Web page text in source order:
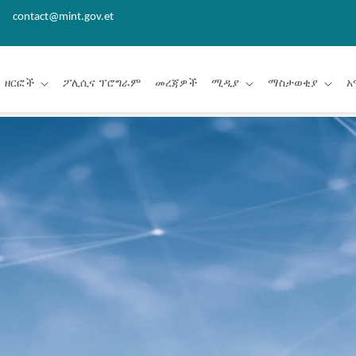
contact@mint.gov.et
ዘርፎች ፖሊሲና ፕሮግራም መረጃዎች ሚዲያ ማስታወቂያ